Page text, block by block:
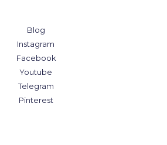
Blog
Instagram
Facebook
Youtube
Telegram
Pinterest